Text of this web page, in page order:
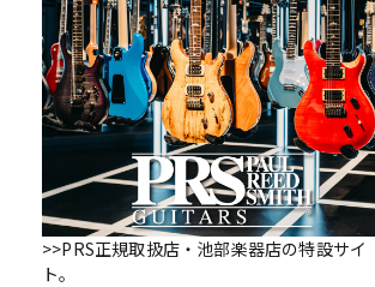
>>PRS正規取扱店・池部楽器店の特設サイ
ト。